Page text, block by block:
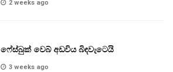
2 weeks ago
ෆේස්බුක් වෙබ් අඩවිය බිඳවැටෙයි
3 weeks ago